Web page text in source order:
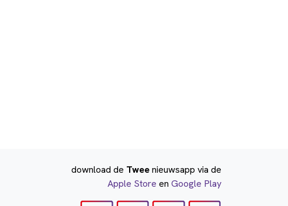
download de Tweenieuwsapp via de
Apple Store en Google Play